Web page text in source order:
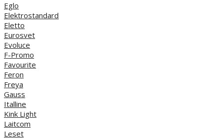
Eglo
Elektrostandard
Eletto
Eurosvet
Evoluce
F-Promo
Favourite
Feron
Freya
Gauss
Italline
Kink Light
Laitcom
Leset